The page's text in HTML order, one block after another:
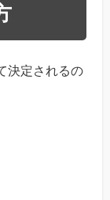
決定されるの